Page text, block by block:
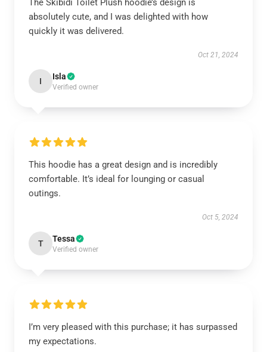
The Skibidi Toilet Plush hoodie’s design is
absolutely cute, and I was delighted with how
quickly it was delivered.
Oct 21, 2024
I Isla
Verified owner
This hoodie has a great design and is incredibly
comfortable. It’s ideal for lounging or casual
outings.
Oct 5, 2024
T Tessa
Verified owner
I’m very pleased with this purchase; it has surpassed
my expectations.